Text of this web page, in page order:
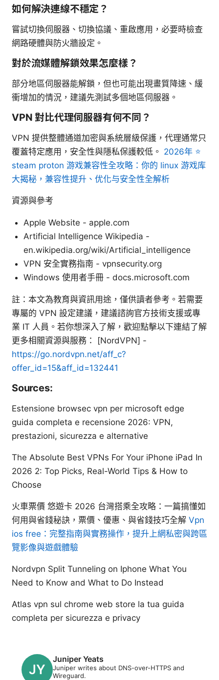
如何解決連線不穩定？
嘗試切換伺服器、切換協議、重啟應用，必要時檢查
網路硬體與防火牆設定。
對於流媒體解鎖效果怎麼樣？
部分地區伺服器能解鎖，但也可能出現畫質降速、緩
衝增加的情況，建議先測試多個地區伺服器。
VPN 對比代理伺服器有何不同？
VPN 提供整體通道加密與系統層級保護，代理通常只
覆蓋特定應用，安全性與隱私保護較低。 2026年 ⭐
steam proton 游戏兼容性全攻略：你的 linux 游戏库
大揭秘，兼容性提升、优化与安全性全解析
資源與參考
Apple Website - apple.com
Artificial Intelligence Wikipedia -
en.wikipedia.org/wiki/Artificial_intelligence
VPN 安全實務指南 - vpnsecurity.org
Windows 使用者手冊 - docs.microsoft.com
註：本文為教育與資訊用途，僅供讀者參考。若需要
專屬的 VPN 設定建議，建議諮詢官方技術支援或專
業 IT 人員。若你想深入了解，歡迎點擊以下連結了解
更多相關資源與服務： [NordVPN] -
https://go.nordvpn.net/aff_c?
offer_id=15&aff_id=132441
Sources:
Estensione browsec vpn per microsoft edge
guida completa e recensione 2026: VPN,
prestazioni, sicurezza e alternative
The Absolute Best VPNs For Your iPhone iPad In
2026 2: Top Picks, Real-World Tips & How to
Choose
火車票價 悠遊卡 2026 台灣搭乘全攻略：一篇搞懂如
何用與省錢秘訣，票價、優惠、與省錢技巧全解 Vpn
ios free：完整指南與實務操作，提升上網私密與跨區
覽影像與遊戲體驗
Nordvpn Split Tunneling on Iphone What You
Need to Know and What to Do Instead
Atlas vpn sul chrome web store la tua guida
completa per sicurezza e privacy
Juniper Yeats
Juniper writes about DNS-over-HTTPS and
Wireguard.